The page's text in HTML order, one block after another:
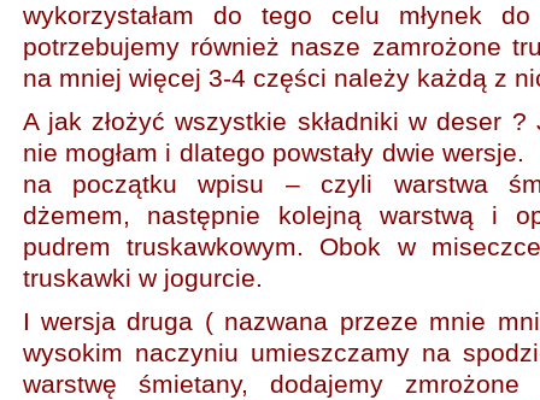
wykorzystałam do tego celu młynek
potrzebujemy również nasze zamrożone
na mniej więcej 3-4 części należy każdą z
A jak złożyć wszystkie składniki w deser
nie mogłam i dlatego powstały dwie
na początku wpisu – czyli warstwa
dżemem, następnie kolejną warstwą i
pudrem truskawkowym. Obok w
truskawki w jogurcie.
I wersja druga ( nazwana przeze mnie
wysokim naczyniu umieszczamy na
warstwę śmietany, dodajemy zmrożone